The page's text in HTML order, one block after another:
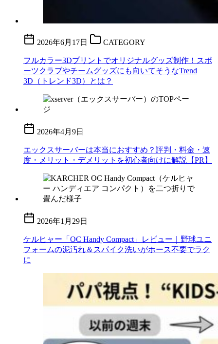
2026年6月17日 CATEGORY
フルカラー3Dプリントでオリジナルグッズ制作！スポ
ーツクラブやチームグッズにも向いてそうなTrend
3D（トレンド3D）とは？
2026年4月9日
エックスサーバーは本当におすすめ？評判・料金・速
度・メリット・デメリットを初心者向けに解説【PR】
2026年1月29日
ケルヒャー「OC Handy Compact」レビュー｜野球ユニ
フォームの泥汚れ＆スパイク洗いがホース不要でラク
に